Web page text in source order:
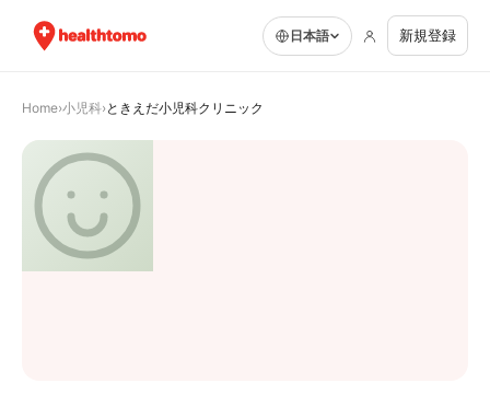
日本語 新規登録
Home›小児科›ときえだ小児科クリニック